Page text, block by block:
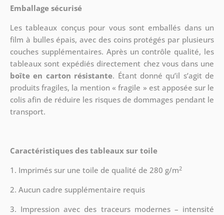
Emballage sécurisé
Les tableaux conçus pour vous sont emballés dans un
film à bulles épais, avec des coins protégés par plusieurs
couches supplémentaires. Après un contrôle qualité, les
tableaux sont expédiés directement chez vous dans une
boîte en carton résistante. Étant donné qu’il s’agit de
produits fragiles, la mention « fragile » est apposée sur le
colis afin de réduire les risques de dommages pendant le
transport.
Caractéristiques des tableaux sur toile
1. Imprimés sur une toile de qualité de 280 g/m2
2. Aucun cadre supplémentaire requis
3. Impression avec des traceurs modernes – intensité